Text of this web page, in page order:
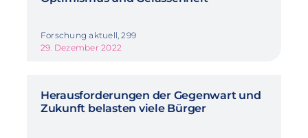
Forschung aktuell, 299
29. Dezember 2022
Herausforderungen der Gegenwart und
Zukunft belasten viele Bürger